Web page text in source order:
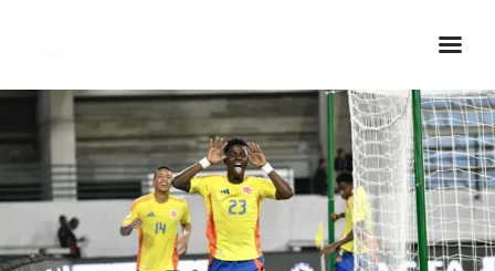
Inicio Real FM
Streaming
En Vivo
Descarga La APP